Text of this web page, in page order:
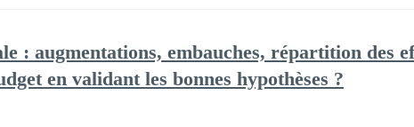
: augmentations, embauches, répartition des
en validant les bonnes hypothèses ?